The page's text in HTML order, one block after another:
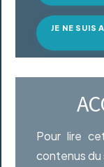
JE NE SUIS
Pour lire
contenus du